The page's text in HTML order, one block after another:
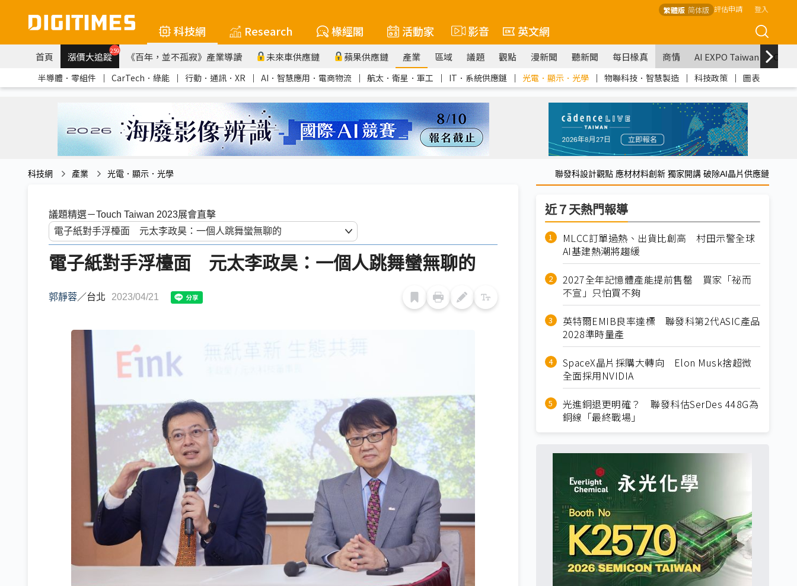
繁體版 简体版 評估申請 登入
科技網 Research 椽經閣 活動家 影音 英文網
首頁 漲價大追蹤259 《百年，並不孤寂》產業導讀 未來車供應鏈 蘋果供應鏈 產業 區域 議題 觀點 漫新聞 聽新聞 每日椽真 商情 AI EXPO Taiwan
半導體．零組件 ｜ CarTech．綠能 ｜ 行動．通訊．XR ｜ AI．智慧應用．電商物流 ｜ 航太．衛星．軍工 ｜ IT．系統供應鏈 ｜ 光電．顯示．光學 ｜ 物聯科技．智慧製造 ｜ 科技政策 ｜ 圖表
科技網 產業 光電．顯示．光學 聯發科設計觀點 應材材料創新 獨家開講 破除AI晶片供應鏈
議題精選－Touch Taiwan 2023展會直擊
電子紙對手浮檯面 元太李政昊：一個人跳舞蠻無聊的
郭靜蓉／台北 2023/04/21
近７天熱門報導
MLCC訂單過熱、出貨比創高 村田示警全球
AI基建熱潮將趨緩
2027全年記憶體產能提前售罄 買家「祕而
不宣」只怕買不夠
英特爾EMIB良率達標 聯發科第2代ASIC產品
2028準時量產
SpaceX晶片採購大轉向 Elon Musk捨超微
全面採用NVIDIA
光進銅退更明確？ 聯發科估SerDes 448G為
銅線「最終戰場」